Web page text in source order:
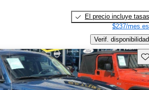
El precio incluye tasas
$237/mes
Verif. disponibilidad